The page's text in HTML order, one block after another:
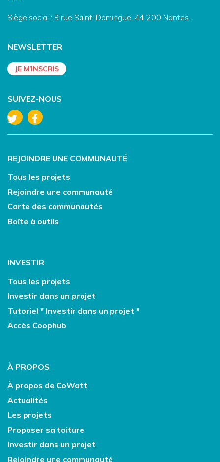
Siège social : 8 rue Saint-Domingue, 44 200 Nantes.
NEWSLETTER
SUIVEZ-NOUS
REJOINDRE UNE COMMUNAUTÉ
Tous les projets
Rejoindre une communauté
Carte des communautés
Boîte à outils
INVESTIR
Tous les projets
Investir dans un projet
Tutoriel " Investir dans un projet "
Accès Coophub
À PROPOS
À propos de CoWatt
Actualités
Les projets
Proposer sa toiture
Investir dans un projet
Rejoindre une communauté